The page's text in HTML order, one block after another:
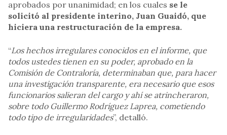
aprobados por unanimidad; en los cuales se le
solicitó al presidente interino, Juan Guaidó, que
hiciera una restructuración de la empresa.
“Los hechos irregulares conocidos en el informe, que
todos ustedes tienen en su poder, aprobado en la
Comisión de Contraloría, determinaban que, para hacer
una investigación transparente, era necesario que esos
funcionarios salieran del cargo y ahí se atrincheraron,
sobre todo Guillermo Rodríguez Laprea, cometiendo
todo tipo de irregularidades”, detalló.